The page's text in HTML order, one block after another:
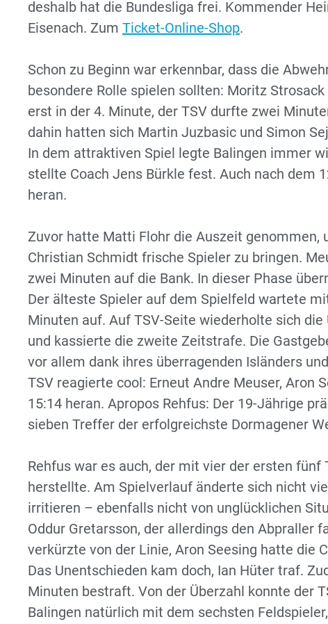
deshalb hat die Bundesliga frei. Kommender
Eisenach. Zum Ticket-Online-Shop.
Schon zu Beginn war erkennbar, dass die
besondere Rolle spielen sollten: Moritz
erst in der 4. Minute, der TSV durfte zwei
dahin hatten sich Martin Juzbasic und Simon
In dem attraktiven Spiel legte Balingen immer
stellte Coach Jens Bürkle fest. Auch nach dem
heran.
Zuvor hatte Matti Flohr die Auszeit genommen,
Christian Schmidt frische Spieler zu bringen.
zwei Minuten auf die Bank. In dieser Phase
Der älteste Spieler auf dem Spielfeld wartete
Minuten auf. Auf TSV-Seite wiederholte sich
und kassierte die zweite Zeitstrafe. Die
vor allem dank ihres überragenden Isländers
TSV reagierte cool: Erneut Andre Meuser, Aron
15:14 heran. Apropos Rehfus: Der 19-Jährige
sieben Treffer der erfolgreichste Dormagener
Rehfus war es auch, der mit vier der ersten
herstellte. Am Spielverlauf änderte sich nicht
irritieren – ebenfalls nicht von unglücklichen
Oddur Gretarsson, der allerdings den Abpraller
verkürzte von der Linie, Aron Seesing hatte die
Das Unentschieden kam doch, Ian Hüter traf.
Minuten bestraft. Von der Überzahl konnte der
Balingen natürlich mit dem sechsten